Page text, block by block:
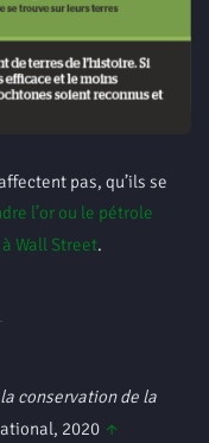
pas, qu’ils se
l’or ou le pétrole
Wall Street.
conservation de la
2020 ↑